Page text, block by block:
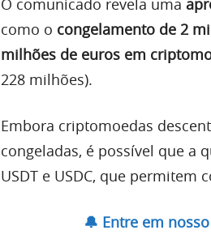
como o congelamento de 2
milhões de euros em
228 milhões).
Embora criptomoedas
congeladas, é possível que a
USDT e USDC, que permitem
🔔 Entre em